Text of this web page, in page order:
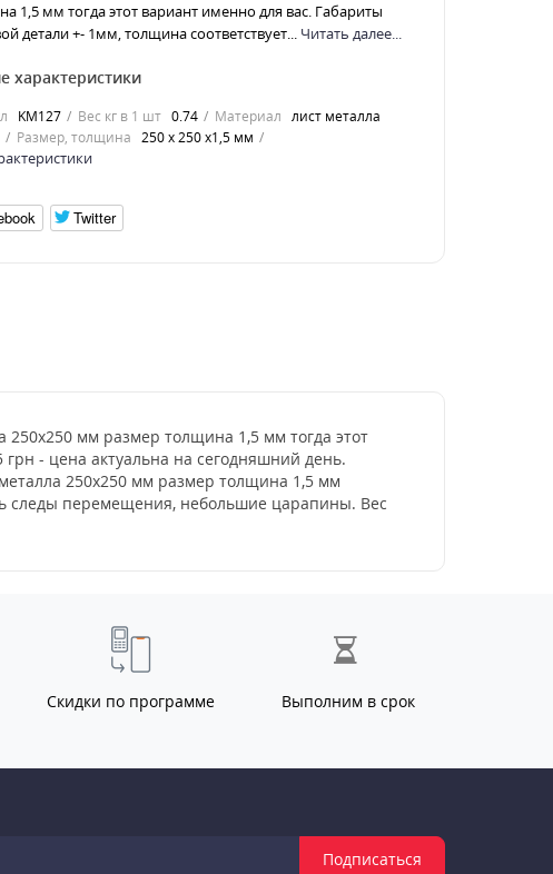
1,5 мм тогда этот вариант именно для вас. Габариты
детали +- 1мм, толщина соответствует... Читать далее...
характеристики
KM127 Вес кг в 1 шт 0.74 Материал лист металла
Размер, толщина 250 х 250 х1,5 мм
Twitter
250х250 мм размер толщина 1,5 мм тогда этот
- цена актуальна на сегодняшний день.
250х250 мм размер толщина 1,5 мм
следы перемещения, небольшие царапины. Вес
Скидки по программе Выполним в срок
Подписаться